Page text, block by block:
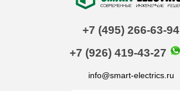
+7 (495) 266-63-94
+7 (926) 419-43-27
info@smart-electrics.ru